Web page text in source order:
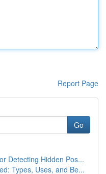
Report Page
Go
Detecting Hidden Pos...
Types, Uses, and Be...